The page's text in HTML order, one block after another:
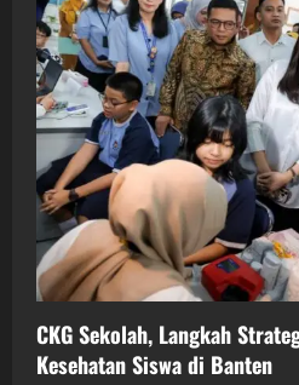
CKG Sekolah, Langkah
Kesehatan Siswa di Banten